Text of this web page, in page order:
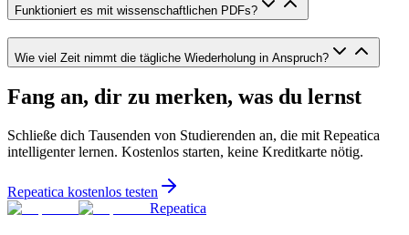
Funktioniert es mit wissenschaftlichen PDFs?
Wie viel Zeit nimmt die tägliche Wiederholung in Anspruch?
Fang an, dir zu merken, was du lernst
Schließe dich Tausenden von Studierenden an, die mit Repeatica
intelligenter lernen. Kostenlos starten, keine Kreditkarte nötig.
Repeatica kostenlos testen
Repeatica